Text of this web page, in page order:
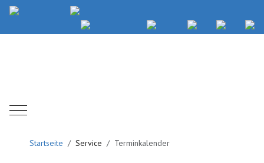
Mobile Menu Toggle
Startseite Service Terminkalender